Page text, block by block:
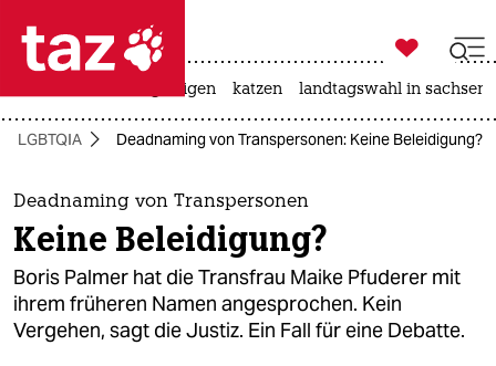
 taz zahl ich
taz zahl ich
themen
politik
öko
gesellschaft

taz zahl ich
bergsteigen katzen landtagswahl in
LGBTQIA Deadnaming von Transpersonen: Keine Beleidigung?
Deadnaming von Transpersonen
Keine Beleidigung?
Boris Palmer hat die Transfrau Maike Pfuderer mit
ihrem früheren Namen angesprochen. Kein
Vergehen, sagt die Justiz. Ein Fall für eine Debatte.